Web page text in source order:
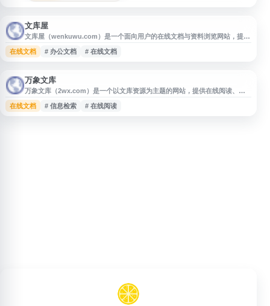
文库屋
文库屋（wenkuwu.com）是一个面向用户的在线文档与资料浏览网站，提供
各类文库资源的分类展示与内容检索入口，方便用户查找学习资料、办公文
档、范文模板等相关内容。网站适合需要快速获取参考资料、文档素材和实用
在线文档 # 办公文档 # 在线文档
万象文库
万象文库（2wx.com）是一个以文库资源为主题的网站，提供在线阅读、资
料查找等相关内容，适合关注文档资料、知识内容和信息检索的用户访问。
在线文档
# 信息检索 # 在线阅读